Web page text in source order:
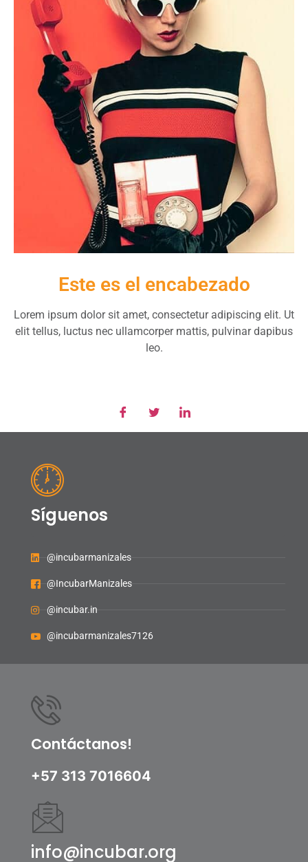
Este es el encabezado
Lorem ipsum dolor sit amet, consectetur adipiscing elit. Ut
elit tellus, luctus nec ullamcorper mattis, pulvinar dapibus
leo.
Síguenos
@incubarmanizales
@IncubarManizales
@incubar.in
@incubarmanizales7126
Contáctanos!
+57 313 7016604
info@incubar.org